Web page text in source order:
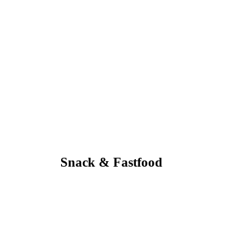
Snack & Fastfood